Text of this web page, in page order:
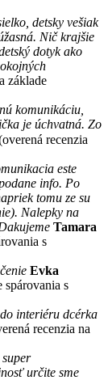
detsky vešiak
Nič krajšie
dotyk ako
základe
komunikáciu,
je úchvatná. Zo
recenzia
este
info. Po
tomu ze su
Nalepky na
Tamara
s
Evka
spárovania s
interiéru dcérka
recenzia na
určite sme